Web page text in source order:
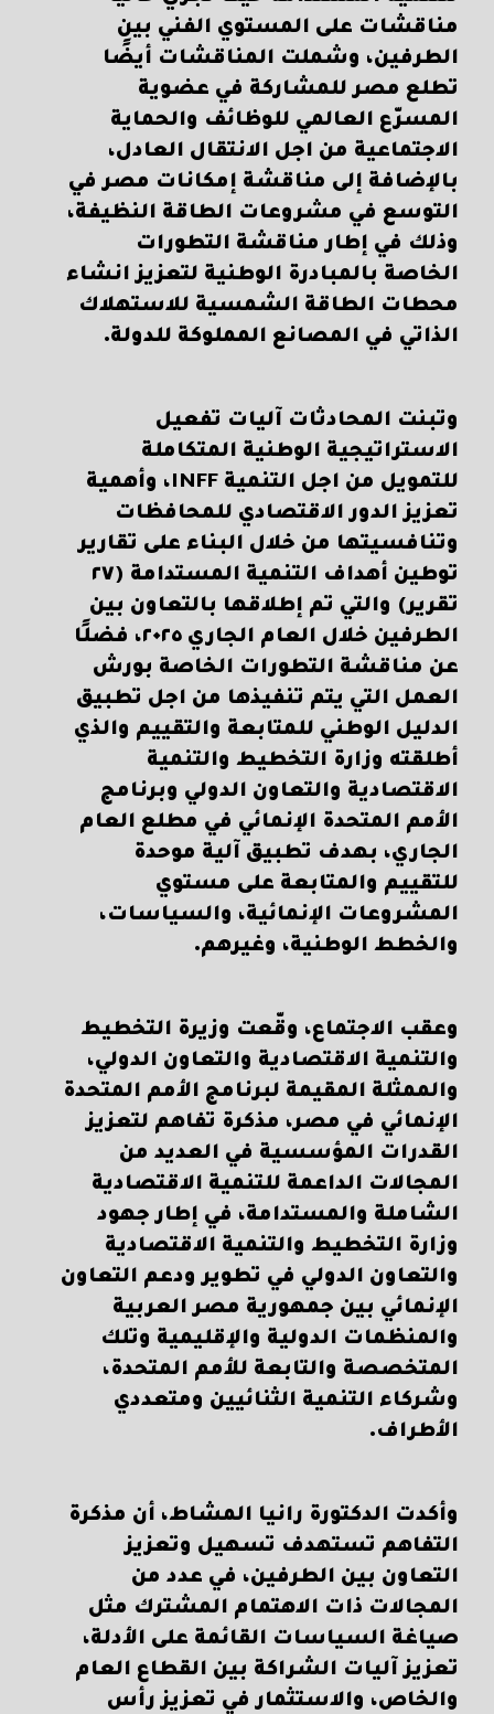
مناقشات على المستوي الفني بين
الطرفين، وشملت المناقشات أيضًا
تطلع مصر للمشاركة في عضوية
المسرّع العالمي للوظائف والحماية
الاجتماعية من اجل الانتقال العادل،
بالإضافة إلى مناقشة إمكانات مصر في
التوسع في مشروعات الطاقة النظيفة،
وذلك في إطار مناقشة التطورات
الخاصة بالمبادرة الوطنية لتعزيز انشاء
محطات الطاقة الشمسية للاستهلاك
الذاتي في المصانع المملوكة للدولة.
وتبنت المحادثات آليات تفعيل
الاستراتيجية الوطنية المتكاملة
للتمويل من اجل التنمية INFF، وأهمية
تعزيز الدور الاقتصادي للمحافظات
وتنافسيتها من خلال البناء على تقارير
توطين أهداف التنمية المستدامة (٢٧
تقرير) والتي تم إطلاقها بالتعاون بين
الطرفين خلال العام الجاري ٢٠٢٥، فضلًا
عن مناقشة التطورات الخاصة بورش
العمل التي يتم تنفيذها من اجل تطبيق
الدليل الوطني للمتابعة والتقييم والذي
أطلقته وزارة التخطيط والتنمية
الاقتصادية والتعاون الدولي وبرنامج
الأمم المتحدة الإنمائي في مطلع العام
الجاري، بهدف تطبيق آلية موحدة
للتقييم والمتابعة على مستوي
المشروعات الإنمائية، والسياسات،
والخطط الوطنية، وغيرهم.
وعقب الاجتماع، وقّعت وزيرة التخطيط
والتنمية الاقتصادية والتعاون الدولي،
والممثلة المقيمة لبرنامج الأمم المتحدة
الإنمائي في مصر، مذكرة تفاهم لتعزيز
القدرات المؤسسية في العديد من
المجالات الداعمة للتنمية الاقتصادية
الشاملة والمستدامة، في إطار جهود
وزارة التخطيط والتنمية الاقتصادية
والتعاون الدولي في تطوير ودعم التعاون
الإنمائي بين جمهورية مصر العربية
والمنظمات الدولية والإقليمية وتلك
المتخصصة والتابعة للأمم المتحدة،
وشركاء التنمية الثنائيين ومتعددي
الأطراف.
وأكدت الدكتورة رانيا المشاط، أن مذكرة
التفاهم تستهدف تسهيل وتعزيز
التعاون بين الطرفين، في عدد من
المجالات ذات الاهتمام المشترك مثل
صياغة السياسات القائمة على الأدلة،
تعزيز آليات الشراكة بين القطاع العام
والخاص، والاستثمار في تعزيز رأس